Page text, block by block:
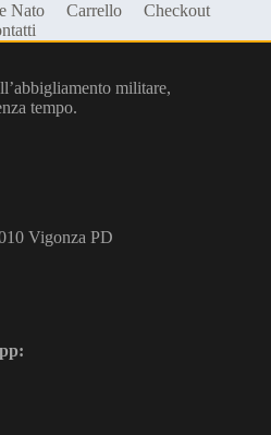
Nato Carrello
Checkout
militare,
tempo.
Vigonza PD